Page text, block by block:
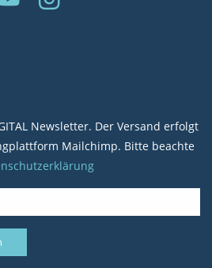
Newsletter. Der Versand erfolgt
Mailchimp. Bitte beachte